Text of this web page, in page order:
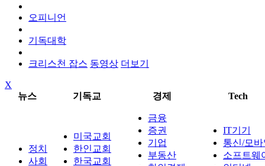
오피니언
기독대학
크리스천 잡스 동영상 더보기
X
뉴스
기독교 경제 Tech
정치
사회
미국교회
한인교회
한국교회
금융
증권
기업
부동산
IT기기
통신/모
소프트웨